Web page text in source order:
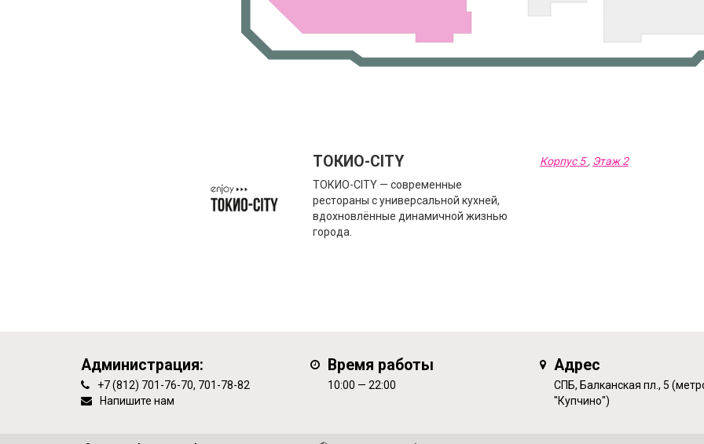
ТОКИО-CITY
ТОКИО-CITY — современные
рестораны с универсальной кухней,
вдохновлённые динамичной жизнью
города.
Корпус 5, Этаж 2
Администрация:
+7 (812) 701-76-70, 701-78-82
Напишите нам
Время работы
10:00 — 22:00
Адрес
СПБ, Балканская пл., 5
"Купчино")